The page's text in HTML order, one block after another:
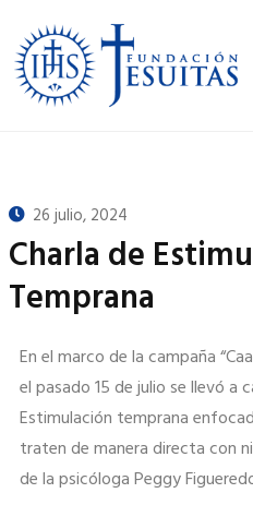
26 julio, 2024
Charla de
Temprana
En el marco de la campaña
el pasado 15 de julio se llevó a
Estimulación temprana
traten de manera directa con
de la psicóloga Peggy